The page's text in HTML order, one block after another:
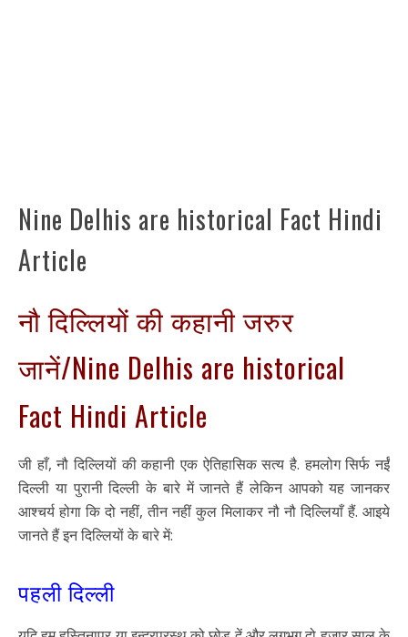
Nine Delhis are historical Fact Hindi
Article
नौ दिल्लियों की कहानी जरुर
जानें/Nine Delhis are historical
Fact Hindi Article
जी हाँ, नौ दिल्लियों की कहानी एक ऐतिहासिक सत्य है. हमलोग सिर्फ नईं
दिल्ली या पुरानी दिल्ली के बारे में जानते हैं लेकिन आपको यह जानकर
आश्चर्य होगा कि दो नहीं, तीन नहीं कुल मिलाकर नौ नौ दिल्लियाँ हैं. आइये
जानते हैं इन दिल्लियों के बारे में:
पहली दिल्ली